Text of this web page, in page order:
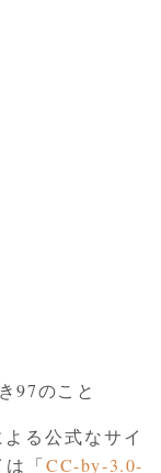
97のこと
る公式なサイ
は「CC-by-3.0-